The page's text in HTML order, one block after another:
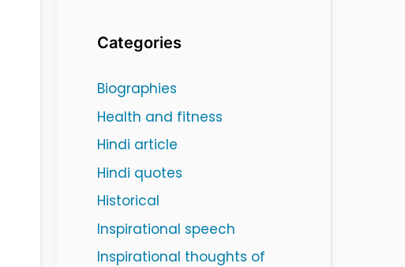
Categories
Biographies
Health and fitness
Hindi article
Hindi quotes
Historical
Inspirational speech
Inspirational thoughts of